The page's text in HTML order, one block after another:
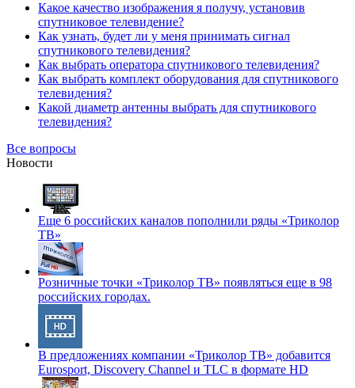
Какое качество изображения я получу, установив
спутниковое телевидение?
Как узнать, будет ли у меня принимать сигнал
спутникового телевидения?
Как выбрать оператора спутникового телевидения?
Как выбрать комплект оборудования для спутникового
телевидения?
Какой диаметр антенны выбрать для спутникового
телевидения?
Все вопросы
Новости
Еще 6 российских каналов пополнили ряды «Триколор
ТВ»
Розничные точки «Триколор ТВ» появляться еще в 98
российских городах.
В предложениях компании «Триколор ТВ» добавится
Eurosport, Discovery Channel и TLC в формате HD